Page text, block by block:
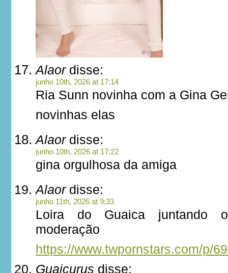
Alaordisse:
junho 10th, 2026 at 17:14
Ria Sunn novinha com a Gina
novinhas elas
Alaordisse:
junho 10th, 2026 at 17:22
gina orgulhosa da amiga
Alaordisse:
junho 11th, 2026 at 9:33
Loira do Guaica juntando
moderação
https://www.twpornstars.com/p/
Guaicurus disse: